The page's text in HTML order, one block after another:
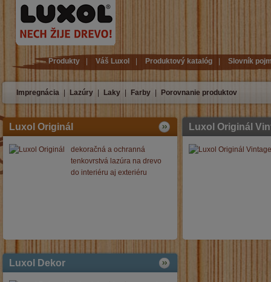
Produkty Váš Luxol Produktový katalóg Slovník
Impregnácia Lazúry Laky Farby Porovnanie produktov
Luxol Originál
dekoračná a ochranná
tenkovrstvá lazúra na drevo
do interiéru aj exteriéru
Luxol Originál
Luxol Dekor